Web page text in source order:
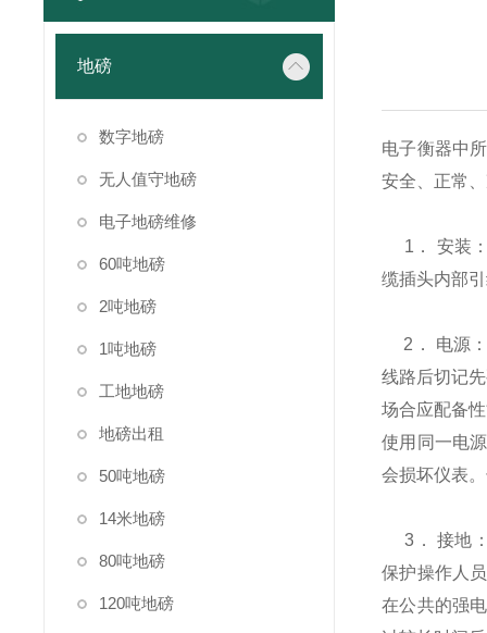
电子衡器中
安全、正常
1 ．
安装
缆插头内部
2 ．
电源
线路后切记
场合应配备
使用同一电
会损坏仪表
3 ．
接地
保护操作人
在公共的强
地磅
数字地磅
无人值守地磅
电子地磅维修
60吨地磅
2吨地磅
1吨地磅
工地地磅
地磅出租
50吨地磅
14米地磅
80吨地磅
120吨地磅